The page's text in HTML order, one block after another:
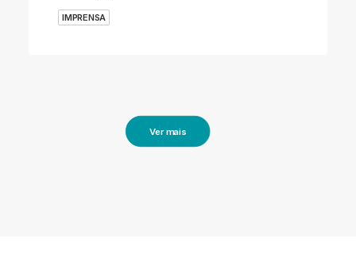
IMPRENSA
Ver mais